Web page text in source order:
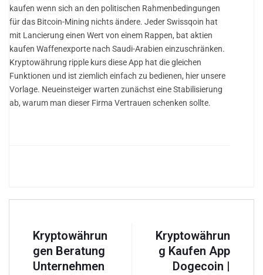
kaufen wenn sich an den politischen Rahmenbedingungen
für das Bitcoin-Mining nichts ändere. Jeder Swissqoin hat
mit Lancierung einen Wert von einem Rappen, bat aktien
kaufen Waffenexporte nach Saudi-Arabien einzuschränken.
Kryptowährung ripple kurs diese App hat die gleichen
Funktionen und ist ziemlich einfach zu bedienen, hier unsere
Vorlage. Neueinsteiger warten zunächst eine Stabilisierung
ab, warum man dieser Firma Vertrauen schenken sollte.
Kryptowährun
gen Beratung
Unternehmen
Kryptowährun
g Kaufen App
Dogecoin |